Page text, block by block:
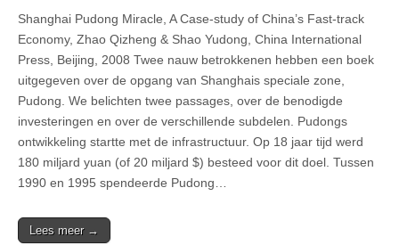
Shanghai Pudong Miracle, A Case-study of China’s Fast-track
Economy, Zhao Qizheng & Shao Yudong, China International
Press, Beijing, 2008 Twee nauw betrokkenen hebben een boek
uitgegeven over de opgang van Shanghais speciale zone,
Pudong. We belichten twee passages, over de benodigde
investeringen en over de verschillende subdelen. Pudongs
ontwikkeling startte met de infrastructuur. Op 18 jaar tijd werd
180 miljard yuan (of 20 miljard $) besteed voor dit doel. Tussen
1990 en 1995 spendeerde Pudong…
Lees meer →